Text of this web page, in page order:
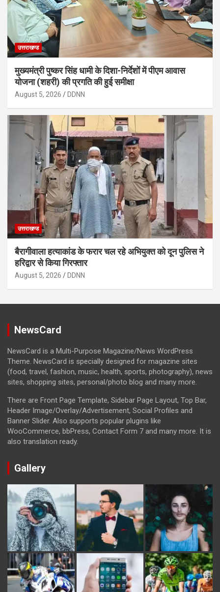
उत्तराखण्ड
मुख्यमंत्री पुष्कर सिंह धामी के दिशा-निर्देशों में पीएम आवास
योजना (शहरी) की प्रगति की हुई समीक्षा
August 5, 2026 DDNN
उत्तराखण्ड
बैरागीवाला हत्याकांड के फरार चल रहे अभियुक्त को दून पुलिस ने
हरिद्वार से किया गिरफ्तार
August 5, 2026 DDNN
NewsCard
NewsCard is a Multi-Purpose Magazine/News WordPress
Theme. NewsCard is specially designed for magazine sites
(food, travel, fashion, music, health, sports, photography), news
sites, shopping sites, personal/photo blog and many more.
There are Front Page Template, Sidebar Page Layout, Top Bar,
Header Image/Overlay/Advertisement, Social Profiles and
Banner Slider. Also supports popular plugins like
WooCommerce, bbPress, Contact Form 7 and many more. It is
also translation ready.
Gallery